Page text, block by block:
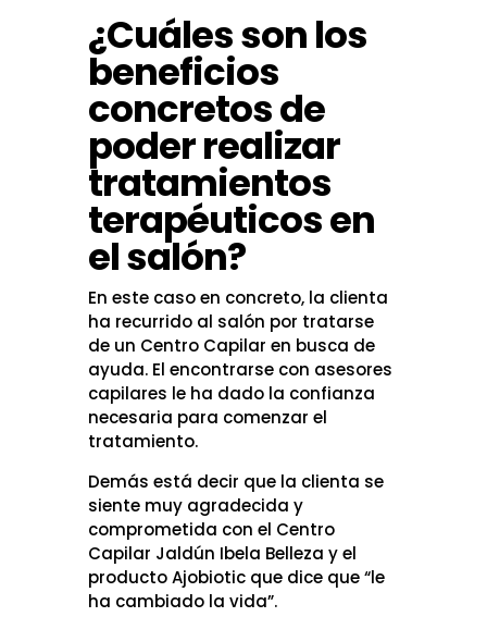
¿Cuáles son los
beneficios
concretos de
poder realizar
tratamientos
terapéuticos en
el salón?
En este caso en concreto, la clienta
ha recurrido al salón por tratarse
de un Centro Capilar en busca de
ayuda. El encontrarse con asesores
capilares le ha dado la confianza
necesaria para comenzar el
tratamiento.
Demás está decir que la clienta se
siente muy agradecida y
comprometida con el Centro
Capilar Jaldún Ibela Belleza y el
producto Ajobiotic que dice que “le
ha cambiado la vida”.